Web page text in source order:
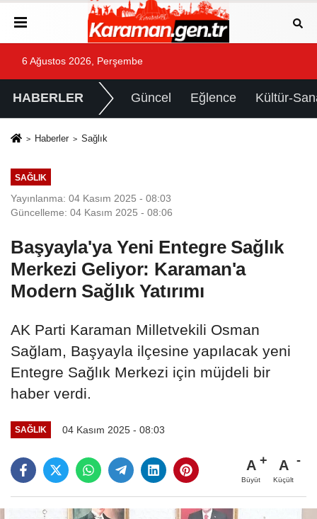
6 Ağustos 2026, Perşembe
HABERLER Güncel Eğlence Kültür-
Haberler Sağlık
SAĞLIK
Yayınlanma: 04 Kasım 2025 - 08:03
Güncelleme: 04 Kasım 2025 - 08:06
Başyayla'ya Yeni Entegre Sağlık
Merkezi Geliyor: Karaman'a
Modern Sağlık Yatırımı
AK Parti Karaman Milletvekili Osman
Sağlam, Başyayla ilçesine yapılacak yeni
Entegre Sağlık Merkezi için müjdeli bir
haber verdi.
SAĞLIK 04 Kasım 2025 - 08:03
A
Büyüt
A
Küçült